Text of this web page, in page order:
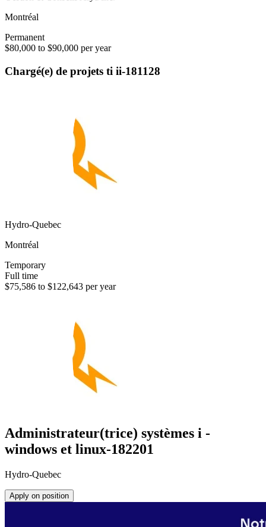
Montréal
Permanent
$80,000 to $90,000 per year
Chargé(e) de projets ti ii-181128
Hydro-Quebec
Montréal
Temporary
Full time
$75,586 to $122,643 per year
Administrateur(trice) systèmes i -
windows et linux-182201
Hydro-Quebec
Apply on position